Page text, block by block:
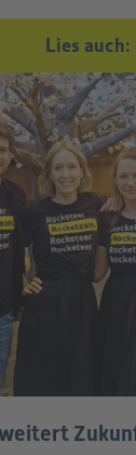
Lies auch: